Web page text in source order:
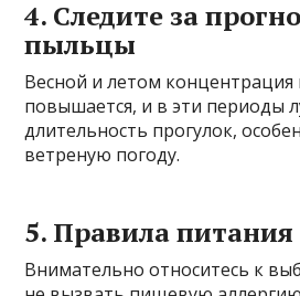
4. Следите за
пыльцы
Весной и летом
повышается, и в эти периоды
длительность прогулок,
ветреную погоду.
5. Правила
Внимательно относитесь к